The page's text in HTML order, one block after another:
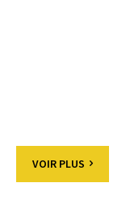
VOIR PLUS